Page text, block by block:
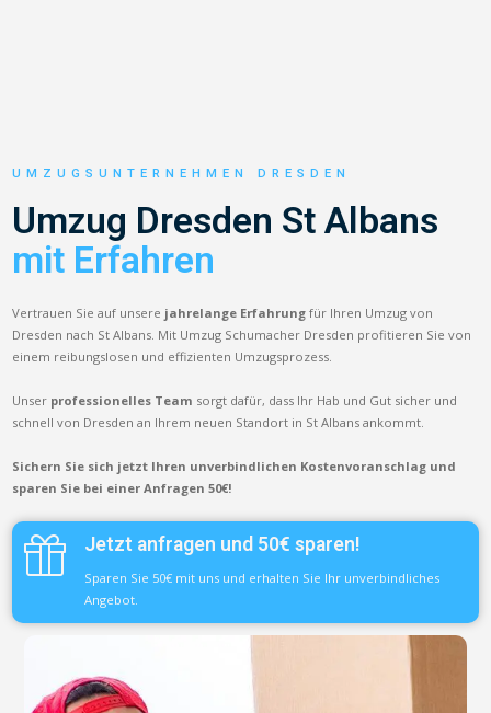
UMZUGSUNTERNEHMEN DRESDEN
Umzug Dresden St Albans
mit Erfahren
Vertrauen Sie auf unsere jahrelange Erfahrung für Ihren Umzug von
Dresden nach St Albans. Mit Umzug Schumacher Dresden profitieren Sie von
einem reibungslosen und effizienten Umzugsprozess.
Unser professionelles Team sorgt dafür, dass Ihr Hab und Gut sicher und
schnell von Dresden an Ihrem neuen Standort in St Albans ankommt.
Sichern Sie sich jetzt Ihren unverbindlichen Kostenvoranschlag und
sparen Sie bei einer Anfragen 50€!
Jetzt anfragen und 50€ sparen!
Sparen Sie 50€ mit uns und erhalten Sie Ihr unverbindliches
Angebot.